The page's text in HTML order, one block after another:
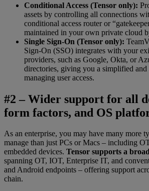
Conditional Access (Tensor only):
assets by controlling all connections
conditional access router or
maintained in your own private cloud
Single Sign-On (Tensor only):
Sign-On (SSO) integrates with your
providers, such as Google, Okta, or
directories, giving you a simplified and
managing user access.
#2 – Wider support for all
form factors, and OS
As an enterprise, you may have many more
manage than just PCs or Macs – including
embedded devices. Tensor supports a
spanning OT, IOT, Enterprise IT, and
and Android endpoints – offering support
chain.